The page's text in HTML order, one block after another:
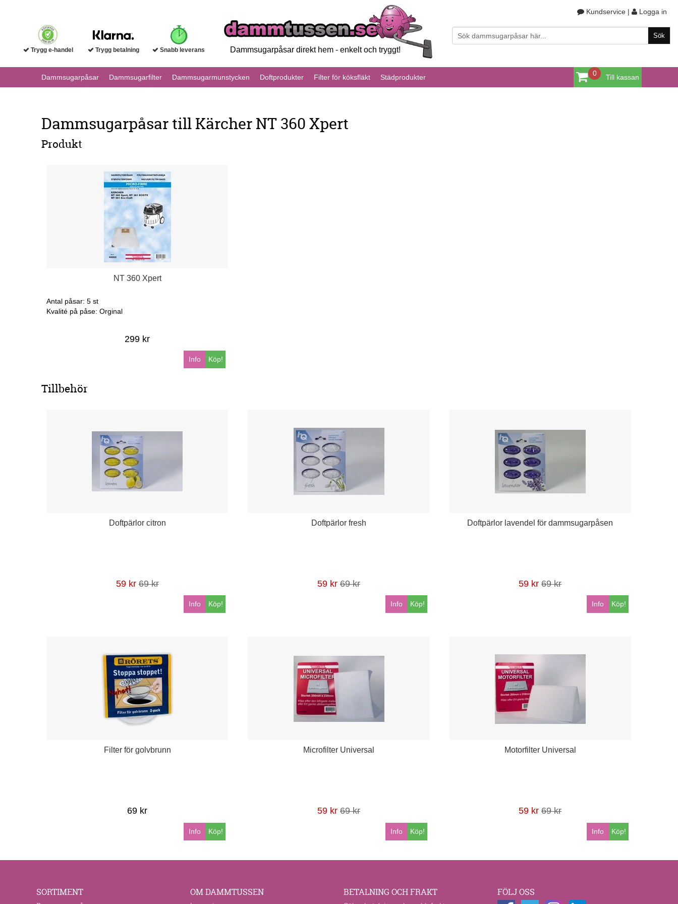
Dammsugarpåsar direkt hem - enkelt och tryggt!
Trygg e-handel Trygg betalning Snabb leverans
Kundservice | Logga in
0 Till kassan
Dammsugarpåsar Dammsugarfilter Dammsugarmunstycken Doftprodukter Filter för köksfläkt Städprodukter
Dammsugarpåsar till Kärcher NT 360 Xpert
Produkt
NT 360 Xpert
Antal påsar: 5 st
Kvalité på påse: Orginal
299 kr
Köp!
Info
Tillbehör
Doftpärlor citron
59 kr 69 kr
Köp!
Info
Doftpärlor fresh
59 kr 69 kr
Köp!
Info
Doftpärlor lavendel för dammsugarpåsen
59 kr 69 kr
Köp!
Info
Filter för golvbrunn
69 kr
Köp!
Info
Microfilter Universal
59 kr 69 kr
Köp!
Info
Motorfilter Universal
59 kr 69 kr
Köp!
Info
SORTIMENT OM DAMMTUSSEN BETALNING OCH FRAKT FÖLJ OSS